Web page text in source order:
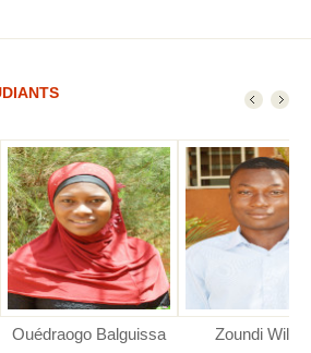
Ouédraogo Balguissa Zoundi